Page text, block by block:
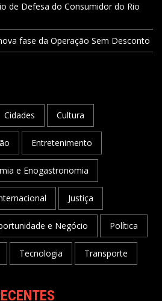
de Defesa do Consumidor do Rio
fase da Operação Sem Desconto
Cidades Cultura
Entretenimento
e Enogastronomia
Justiça
e Negócio Política
Tecnologia Transporte